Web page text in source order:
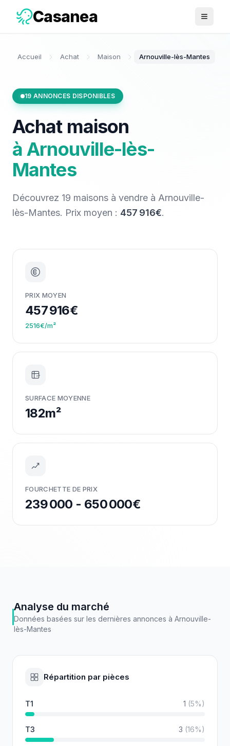
Casanea Ouvrir
Accueil Achat Maison Arnouville-lès-Mantes
19 ANNONCES DISPONIBLES
Achat maison
àArnouville-lès-
Mantes
Découvrez 19 maisons à vendre à Arnouville-
lès-Mantes. Prix moyen : 457 916€.
PRIX MOYEN
457 916€
2516€/m²
m²
SURFACE MOYENNE
182m²
FOURCHETTE DE PRIX
239 000 - 650 000€
Analyse du marché
Données basées sur les dernières annonces àArnouville-
lès-Mantes
Répartition par pièces
T1 1 (5%)
T3 3 (16%)